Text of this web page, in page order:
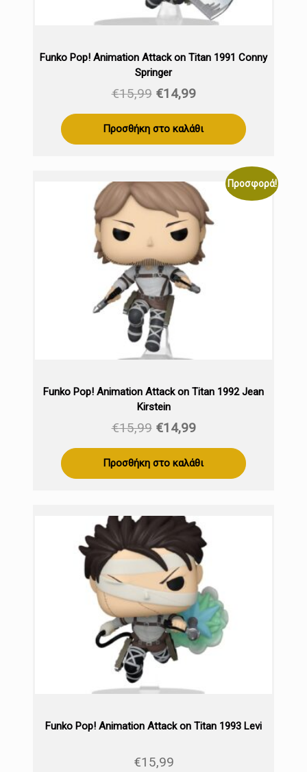
Funko Pop! Animation Attack on Titan 1991 Conny
Springer
€15,99 Original
price
was:
€15,99.
€14,99Η
τρέχουσα
τιμή
είναι:
€14,99.
Προσθήκη στο καλάθι
Προσφορά!
Funko Pop! Animation Attack on Titan 1992 Jean
Kirstein
€15,99 Original
price
was:
€15,99.
€14,99Η
τρέχουσα
τιμή
είναι:
Προσθήκη στο καλάθι
Funko Pop! Animation Attack on Titan 1993 Levi
€15,99